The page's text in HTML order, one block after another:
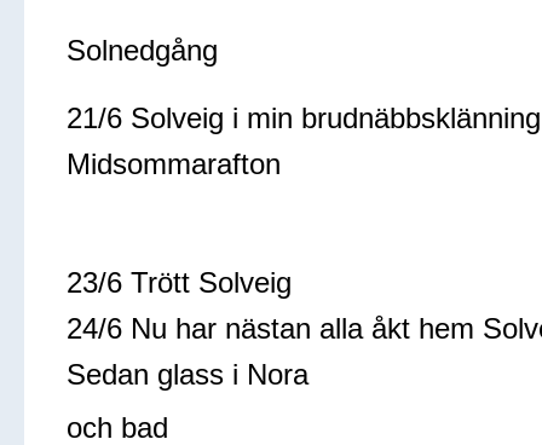
Solnedgång
21/6 Solveig i min brudnäbbsklänning
Midsommarafton
23/6 Trött Solveig
24/6 Nu har nästan alla åkt hem
Sedan glass i Nora
och bad